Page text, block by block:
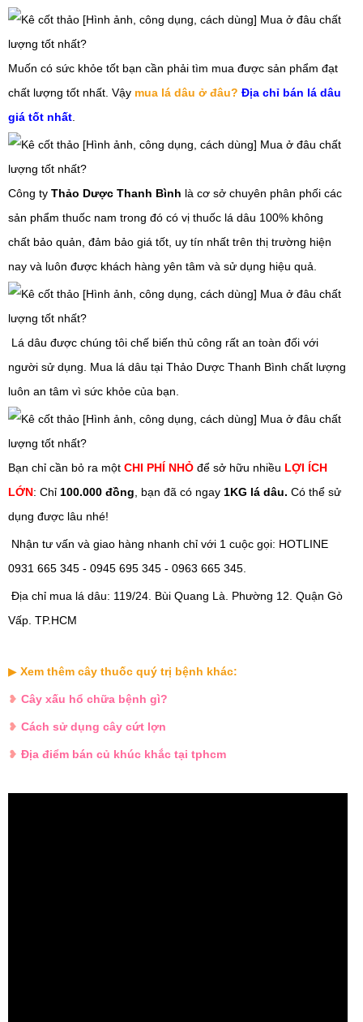
Muốn có sức khỏe tốt bạn cần phải tìm mua được sản phẩm đạt
chất lượng tốt nhất. Vậy mua lá dâu ở đâu? Địa chỉ bán lá dâu
giá tốt nhất.
Công ty Thảo Dược Thanh Bình là cơ sở chuyên phân phối các
sản phẩm thuốc nam trong đó có vị thuốc lá dâu 100% không
chất bảo quản, đảm bảo giá tốt, uy tín nhất trên thị trường hiện
nay và luôn được khách hàng yên tâm và sử dụng hiệu quả.
Lá dâu được chúng tôi chế biến thủ công rất an toàn đối với
người sử dụng. Mua lá dâu tại Thảo Dược Thanh Bình chất lượng
luôn an tâm vì sức khỏe của bạn.
Bạn chỉ cần bỏ ra một CHI PHÍ NHỎ để sở hữu nhiều LỢI ÍCH
LỚN: Chỉ 100.000 đồng, bạn đã có ngay 1KG lá dâu. Có thể sử
dụng được lâu nhé!
Nhận tư vấn và giao hàng nhanh chỉ với 1 cuộc gọi: HOTLINE
0931 665 345 - 0945 695 345 - 0963 665 345.
Địa chỉ mua lá dâu: 119/24. Bùi Quang Là. Phường 12. Quận Gò
Vấp. TP.HCM
▶ Xem thêm cây thuốc quý trị bệnh khác:
❥ Cây xấu hổ chữa bệnh gì?
❥ Cách sử dụng cây cứt lợn
❥ Địa điểm bán củ khúc khắc tại tphcm